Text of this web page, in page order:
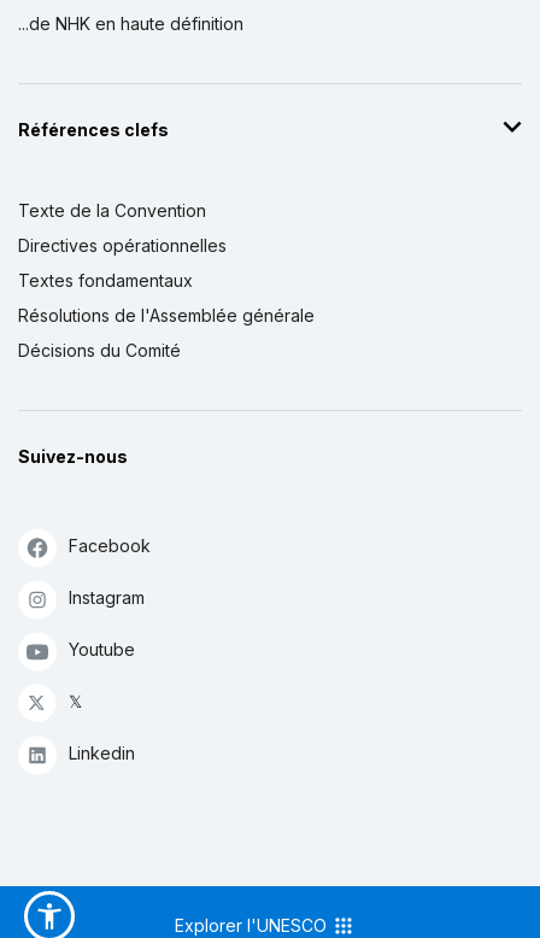
...de NHK en haute définition
Références clefs
Texte de la Convention
Directives opérationnelles
Textes fondamentaux
Résolutions de l'Assemblée générale
Décisions du Comité
Suivez-nous
Facebook
Instagram
Youtube
𝕏
Linkedin
Explorer l'UNESCO